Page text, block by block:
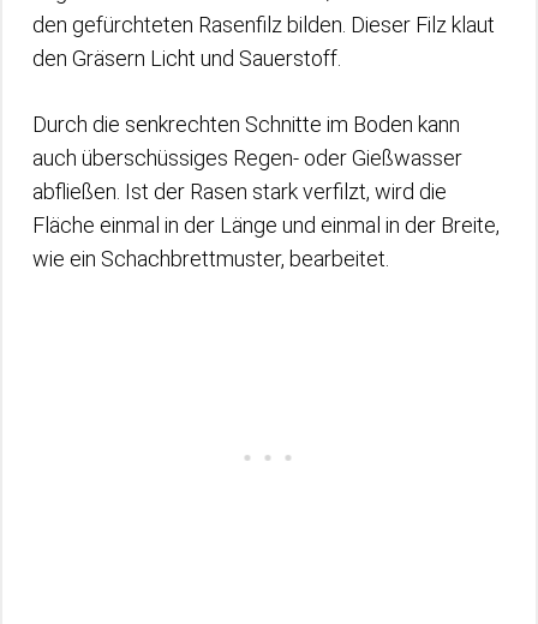
den gefürchteten Rasenfilz bilden. Dieser Filz klaut
den Gräsern Licht und Sauerstoff.
Durch die senkrechten Schnitte im Boden kann
auch überschüssiges Regen- oder Gießwasser
abfließen. Ist der Rasen stark verfilzt, wird die
Fläche einmal in der Länge und einmal in der Breite,
wie ein Schachbrettmuster, bearbeitet.